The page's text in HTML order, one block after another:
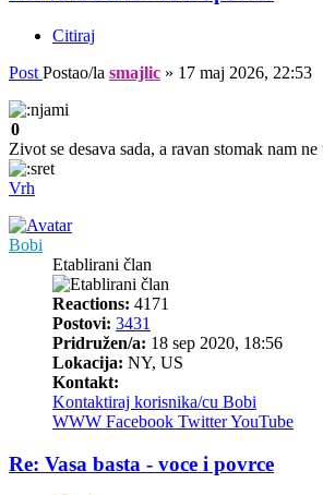
Citiraj
Post Postao/la smajlic » 17 maj 2026, 22:53
0
Zivot se desava sada, a ravan stomak nam
Vrh
Bobi
Etablirani član
Reactions: 4171
Postovi: 3431
Pridružen/a: 18 sep 2020, 18:56
Lokacija: NY, US
Kontakt:
Kontaktiraj korisnika/cu Bobi
WWW Facebook TwitterYouTube
Re: Vasa basta - voce i povrce